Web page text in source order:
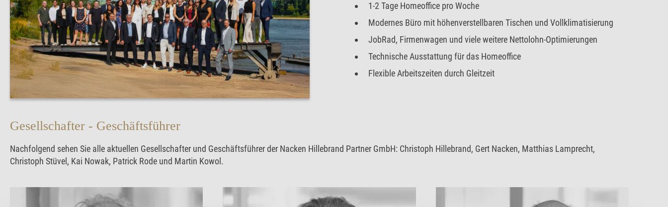
1-2 Tage Homeoffice pro Woche
Modernes Büro mit höhenverstellbaren Tischen und Vollklimatisierung
JobRad, Firmenwagen und viele weitere Nettolohn-Optimierungen
Technische Ausstattung für das Homeoffice
Flexible Arbeitszeiten durch Gleitzeit
Gesellschafter - Geschäftsführer
Nachfolgend sehen Sie alle aktuellen Gesellschafter und Geschäftsführer der Nacken Hillebrand Partner GmbH: Christoph Hillebrand, Gert Nacken, Matthias Lamprecht,
Christoph Stüvel, Kai Nowak, Patrick Rode und Martin Kowol.